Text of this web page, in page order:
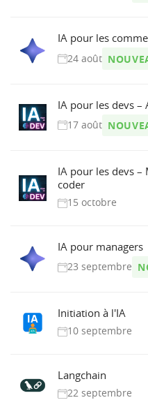
IA pour les
24 août
IA pour les devs –
17 août
IA pour les devs
coder
15 octobre
IA pour managers
23 septembre
Initiation à l'IA
10 septembre
Langchain
22 septembre